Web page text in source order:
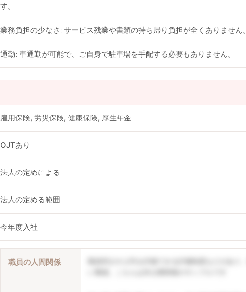
す。
業務負担の少なさ: サービス残業や書類の持ち帰り負担が全くありません。
通勤: 車通勤が可能で、ご自身で駐車場を手配する必要もありません。
雇用保険, 労災保険, 健康保険, 厚生年金
OJTあり
法人の定めによる
法人の定める範囲
今年度入社
職員の人間関係